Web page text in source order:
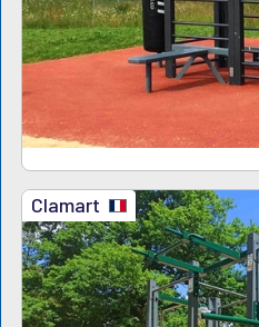
Clamart